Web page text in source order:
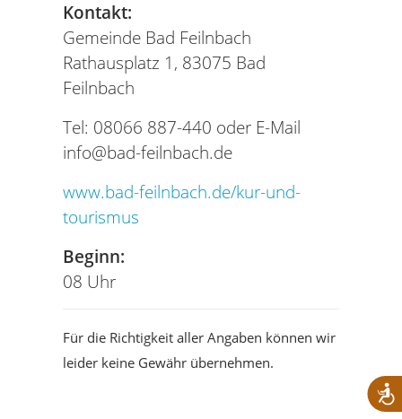
Kontakt:
Gemeinde Bad Feilnbach
Rathausplatz 1, 83075 Bad
Feilnbach
Tel: 08066 887-440 oder E-Mail
info@bad-feilnbach.de
www.bad-feilnbach.de/kur-und-
tourismus
Beginn:
08 Uhr
Für die Richtigkeit aller Angaben können wir
leider keine Gewähr übernehmen.